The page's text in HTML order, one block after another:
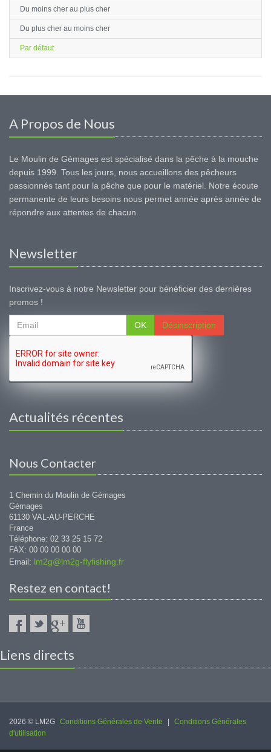
Du moins cher au plus cher
Du plus cher au moins cher
Par défaut
A Propos de Nous
Le Moulin de Gémages est spécialisé dans la pêche à la mouche
depuis 1999. Tous les jours, nous accueillons des pêcheurs
passionnés tant pour la pêche que pour le matériel. Notre écoute
permanente de leurs besoins nous permet année après année de
répondre aux attentes de chacun.
Newsletter
Inscrivez-vous à notre Newsletter pour bénéficier des dernières
promos !
OK Désinscription
Actualités récentes
Nous Contacter
1 Chemin du Moulin de Gémages
Gémages
61130 VAL-AU-PERCHE
France
Téléphone: 02 33 25 15 72
FAX: 00 00 00 00 00
Email: lm2g@lm2g-flyfishing.fr
Restez en contact!
Liens directs
2026 © LM2G Conditions Générales de Vente
Conditions Générales
d'utilisation